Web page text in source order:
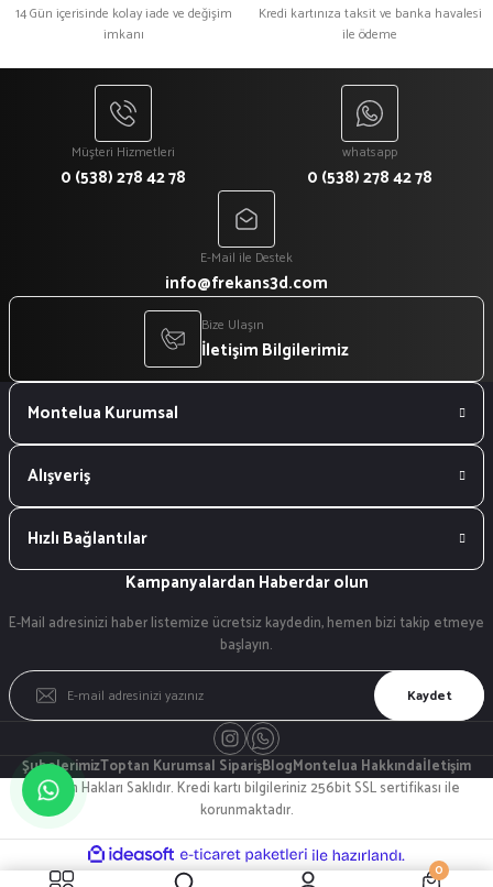
14 Gün içerisinde kolay iade ve değişim
imkanı
Kredi kartınıza taksit ve banka havalesi
ile ödeme
Müşteri Hizmetleri
0 (538) 278 42 78
whatsapp
0 (538) 278 42 78
E-Mail ile Destek
info@frekans3d.com
Bize Ulaşın
İletişim Bilgilerimiz
Montelua Kurumsal
Alışveriş
Hızlı Bağlantılar
Kampanyalardan Haberdar olun
E-Mail adresinizi haber listemize ücretsiz kaydedin, hemen bizi takip etmeye
başlayın.
Kaydet
ŞubelerimizToptan Kurumsal SiparişBlogMontelua Hakkındaİletişim
© Tüm Hakları Saklıdır. Kredi kartı bilgileriniz 256bit SSL sertifikası ile
korunmaktadır.
0
ideasoft
e-
ticaret
hazırlandı.